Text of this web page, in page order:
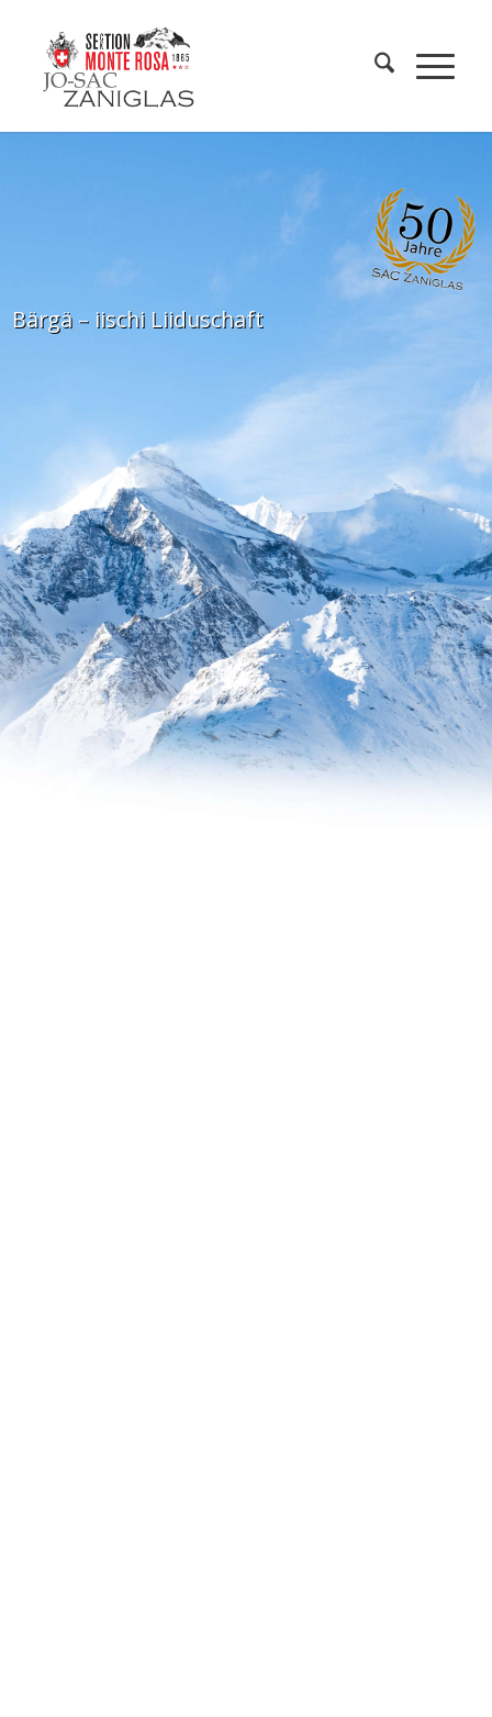
Bärgä – iischi Liiduschaft